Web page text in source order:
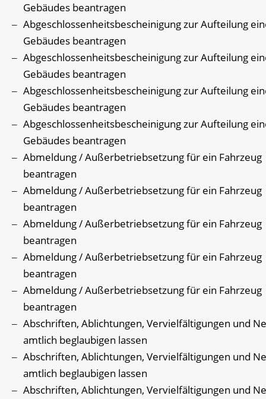
Gebäudes beantragen
Abgeschlossenheitsbescheinigung zur Aufteilung
Gebäudes beantragen
Abgeschlossenheitsbescheinigung zur Aufteilung
Gebäudes beantragen
Abgeschlossenheitsbescheinigung zur Aufteilung
Gebäudes beantragen
Abgeschlossenheitsbescheinigung zur Aufteilung
Gebäudes beantragen
Abmeldung / Außerbetriebsetzung für ein Fahrzeug
beantragen
Abmeldung / Außerbetriebsetzung für ein Fahrzeug
beantragen
Abmeldung / Außerbetriebsetzung für ein Fahrzeug
beantragen
Abmeldung / Außerbetriebsetzung für ein Fahrzeug
beantragen
Abmeldung / Außerbetriebsetzung für ein Fahrzeug
beantragen
Abschriften, Ablichtungen, Vervielfältigungen und
amtlich beglaubigen lassen
Abschriften, Ablichtungen, Vervielfältigungen und
amtlich beglaubigen lassen
Abschriften, Ablichtungen, Vervielfältigungen und